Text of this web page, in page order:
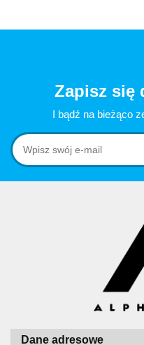
Zapisz się
I bądź na bieżąco
Dane adresowe